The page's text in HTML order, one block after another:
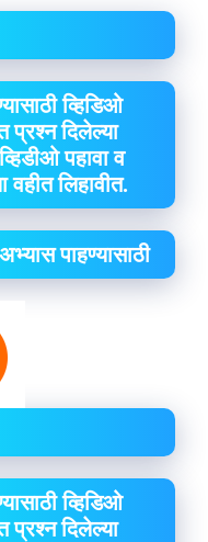
व्हिडिओ
प्रश्न दिलेल्या
पहावा व
वहीत लिहावीत.
पाहण्यासाठी
व्हिडिओ
प्रश्न दिलेल्या